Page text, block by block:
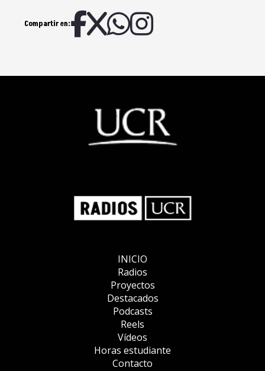
Compartir en:
INICIO
Radios
Proyectos
Destacados
Podcasts
Reels
Vídeos
Horas estudiante
Contacto